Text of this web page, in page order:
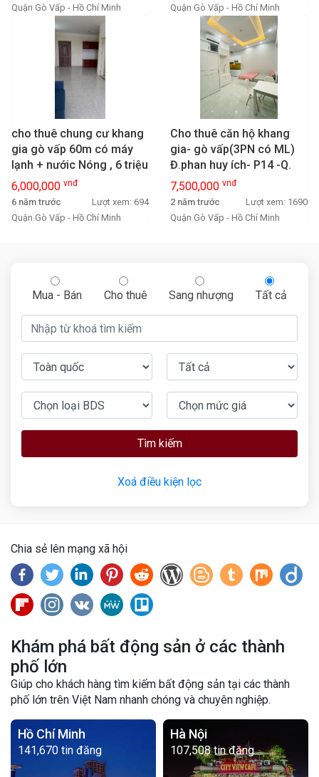
Quận Gò Vấp - Hồ Chí Minh Quận Gò Vấp - Hồ Chí Minh
cho thuê chung cư khang
gia gò vấp 60m có máy
lạnh + nướic Nóng , 6 triệu
/ t
6,000,000 vnđ
6 năm trước
Lượt xem: 694
Quận Gò Vấp - Hồ Chí Minh
Cho thuê căn hộ khang
gia- gò vấp(3PN có ML)
Đ.phan huy ích- P14 -Q.
Gò vấp- giá: 7,5
triệu/tháng
7,500,000 vnđ
2 năm trước
Lượt xem: 1690
Quận Gò Vấp - Hồ Chí Minh
Mua - Bán Cho thuê Sang nhượng Tất cả
Tìm kiếm
Xoá điều kiện lọc
Chia sẻ lên mạng xã hội
Khám phá bất động sản ở các thành
phố lớn
Giúp cho khách hàng tìm kiếm bất động sản tại các thành
phố lớn trên Việt Nam nhanh chóng và chuyên nghiệp.
Hồ Chí Minh
141,670 tin đăng
Hà Nội
107,508 tin đăng